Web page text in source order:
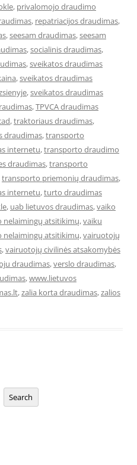
, privalomojo draudimo
, repatriacijos draudimas,
,seesam draudimas,seesam
,socialinis draudimas,
,sveikatos draudimas
,sveikatos draudimas
,sveikatos draudimas
,TPVCA draudimas
,traktoriaus draudimas,
draudimas,transporto
internetu,transporto draudimo
draudimas,transporto
transporto priemonių draudimas,
internetu,turto draudimas
, uab lietuvos draudimas,vaiko
nelaimingų atsitikimų,vaiku
nelaimingų atsitikimų,vairuotojų
,vairuotojų civilinės atsakomybės
draudimas,verslo draudimas,
,www.lietuvos
,zalia korta draudimas,zalios
Search